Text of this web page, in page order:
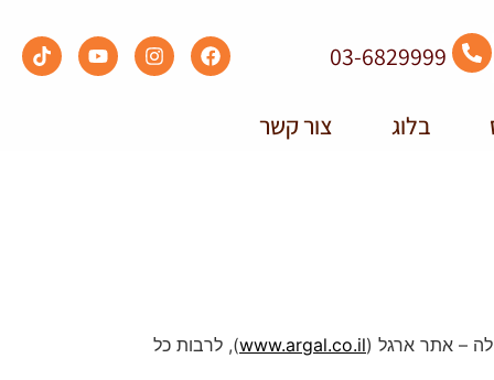
03-6829999
בלוג צור קשר
– אתר ארגל (www.argal.co.il), לרבות כל